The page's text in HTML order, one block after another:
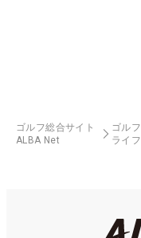
ゴルフ総合サイト
ALBA Net
ゴルフ
ライフ